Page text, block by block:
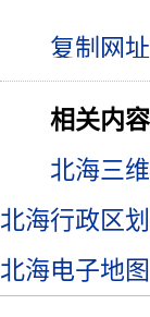
相关内容
北海三
北海行政区
北海电子地图